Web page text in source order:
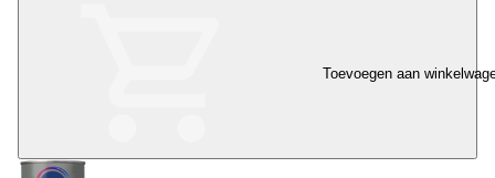
Toevoegen aan